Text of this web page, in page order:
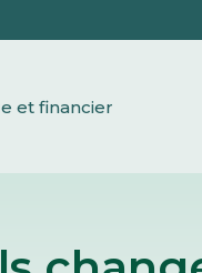
et financier